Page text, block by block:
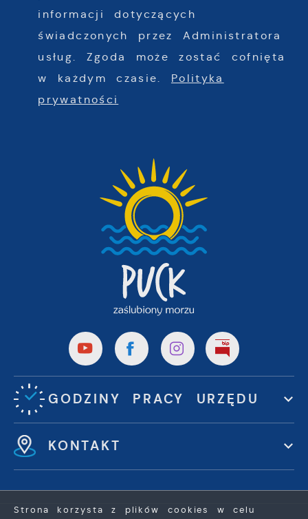
informacji dotyczących
świadczonych przez Administratora
usług. Zgoda może zostać cofnięta
w każdym czasie. Polityka
prywatności
GODZINY PRACY URZĘDU
KONTAKT
Strona korzysta z plików cookies w celu